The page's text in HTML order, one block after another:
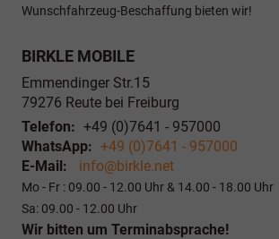
Wunschfahrzeug-Beschaffung bieten wir!
BIRKLE MOBILE
Emmendinger Str.15
79276 Reute bei Freiburg
Telefon: +49 (0)7641 - 957000
WhatsApp: +49 (0)7641 - 957000
E-Mail:
info@birkle.net
Mo - Fr : 09.00 - 12.00 Uhr & 14.00 - 18.00 Uhr
Sa: 09.00 - 12.00 Uhr
Wir bitten um Terminabsprache!